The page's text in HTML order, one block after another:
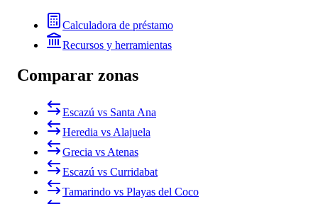
Calculadora de préstamo
Recursos y herramientas
Comparar zonas
Escazú vs Santa Ana
Heredia vs Alajuela
Grecia vs Atenas
Escazú vs Curridabat
Tamarindo vs Playas del Coco